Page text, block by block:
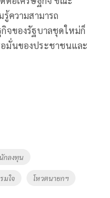
ความสามารถ
จของรัฐบาลชุดใหม่ก็
มั่นของประชาชนและ
นักลงทุน
มใจ โหวตนายกฯ